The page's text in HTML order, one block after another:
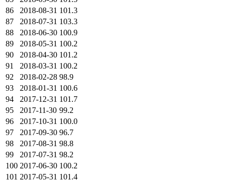
86
2018-08-31 101.3
87
2018-07-31 103.3
88
2018-06-30 100.9
89
2018-05-31 100.2
90
2018-04-30 101.2
91
2018-03-31 100.2
92
2018-02-28 98.9
93
2018-01-31 100.6
94
2017-12-31 101.7
95
2017-11-30 99.2
96
2017-10-31 100.0
97
2017-09-30 96.7
98
2017-08-31 98.8
99
2017-07-31 98.2
100 2017-06-30 100.2
101 2017-05-31 101.4